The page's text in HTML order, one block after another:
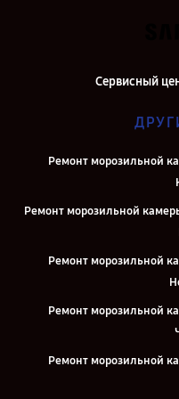
Сервисный
Ремонт морозильной
Ремонт морозильной
Ремонт морозильной
Ремонт морозильной
Ремонт морозильной